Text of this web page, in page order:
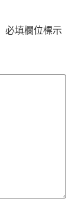
必填欄位標示